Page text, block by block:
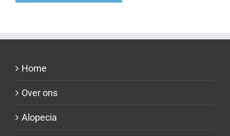
Home
Over ons
Alopecia